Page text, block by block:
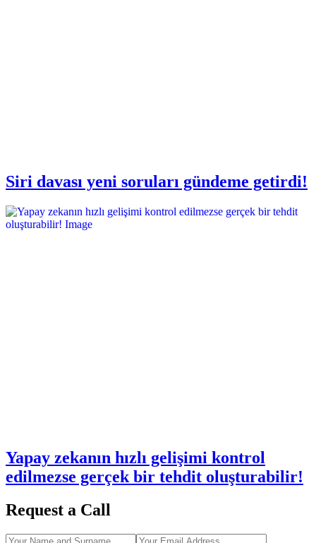
Siri davası yeni soruları gündeme getirdi!
Yapay zekanın hızlı gelişimi kontrol
edilmezse gerçek bir tehdit oluşturabilir!
Request a Call